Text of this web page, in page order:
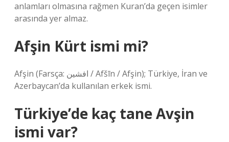
anlamları olmasına rağmen Kuran’da geçen isimler
arasında yer almaz.
Afşin Kürt ismi mi?
Afşin (Farsça: افشین‎ / Afšīn / Afşin); Türkiye, İran ve
Azerbaycan’da kullanılan erkek ismi.
Türkiye’de kaç tane Avşin
ismi var?